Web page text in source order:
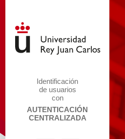
Identificación
de usuarios
con
AUTENTICACIÓN
CENTRALIZADA